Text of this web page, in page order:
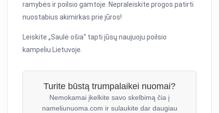
ramybės ir poilsio gamtoje. Nepraleiskite progos patirti
nuostabius akimirkas prie jūros!
Leiskite „Saulė ošia“ tapti jūsų naujuoju poilsio
kampeliu Lietuvoje.
Turite būstą trumpalaikei nuomai?
Nemokamai įkelkite savo skelbimą čia į
nameliunuoma.com ir sulaukite dar daugiau